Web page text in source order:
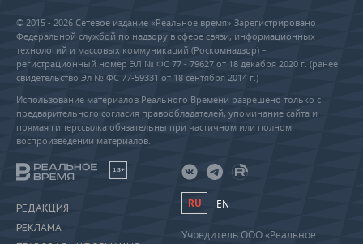
© 2015 - 2026 Сетевое издание «Реальное время» Зарегистрировано
Федеральной службой по надзору в сфере связи, информационных
технологий и массовых коммуникаций (Роскомнадзор) –
регистрационный номер ЭЛ № ФС 77 - 79627 от 18 декабря 2020 г. (ранее
свидетельство Эл № ФС 77-59331 от 18 сентября 2014 г.)
Использование материалов Реального Времени разрешено только с
предварительного согласия правообладателей, упоминание сайта и
прямая гиперссылка обязательны при частичном или полном
воспроизведении материалов.
18+
РЕДАКЦИЯ
РЕКЛАМА
RU EN
Учредитель ООО «Реальное